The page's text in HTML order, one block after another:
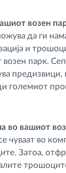
возен
да ги
и
парк.
предизвици,
големиот
во вашиот
чуваат во
Затоа,